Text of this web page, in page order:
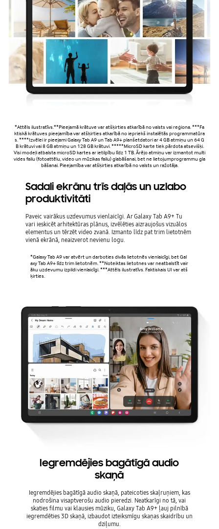
*Attēls ilustratīvs.**Pieejamā krātuve var atšķirties atkarībā no valsts vai reģiona. ***Fa
ktiskā krātuves pieejamība var atšķirties atkarībā no iepriekš instalētās programmatūra
s. ****Izvēlei ir pieejami Galaxy Tab A9 un Tab A9+ planšetdatori ar 4 GB atmiņu un 64 G
B krātuvi vai 8 GB atmiņu un 128 GB krātuvi. *****MicroSD karte tiek pārdota atsevišķi.
Visi modeļi atbalsta microSD kartes ar ietilpību līdz 1 TB. Ārējo atmiņu var izmantot multi
vides failu (fotoattēlu, video un mūzikas failu) glabāšanai, bet ne lietojumprogrammu gla
bāšanai. Pieejamība var atšķirties atkarībā no valsts un ražotāja.
Sadali ekrānu trīs daļās un uzlabo
produktivitāti
Paveic vairākus uzdevumus vienlaicīgi. Ar Galaxy Tab A9+ Tu
vari ieskicēt arhitektūras plānus, izvēlēties aizraujošus vizuālos
elementus un tērzēt video zvanā. Izmanto līdz pat trim lietotnēm
vienā ekrānā, neaizverot nevienu logu.
*Galaxy Tab A9 var atvērt un darboties divās lietotnēs vienlaicīgi, bet Gal
axy Tab A9+ līdz trim lietotnēm. **Noteiktas lietotnes var neatbalstīt vair
āku uzdevumu izpildi vienlaicīgi. ***Attēls ilustratīvs. Faktiskais UI var atš
ķirties.
Iegremdējies bagātīgā audio
skaņā
Iegremdējies bagātīgā audio skaņā, pateicoties skaļruņiem, kas
nodrošina visaptverošu audio pieredzi. Neatkarīgi no tā, vai
skaties filmu vai klausies mūziku, Galaxy Tab A9+ ļauj pilnībā
iegremdēties 3D skaņā, izbaudot izteiksmīgu skaņas skaidrību un
dziļumu.